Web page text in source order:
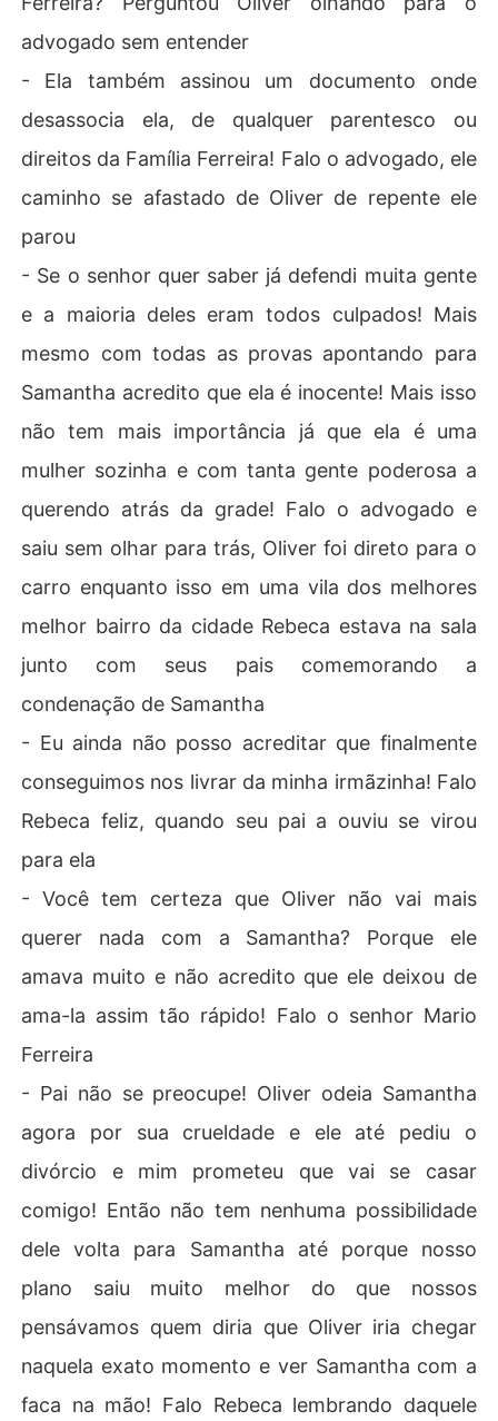
advogado sem entender
- Ela também assinou um documento onde
desassocia ela, de qualquer parentesco ou
direitos da Família Ferreira! Falo o advogado, ele
caminho se afastado de Oliver de repente ele
parou
- Se o senhor quer saber já defendi muita gente
e a maioria deles eram todos culpados! Mais
mesmo com todas as provas apontando para
Samantha acredito que ela é inocente! Mais isso
não tem mais importância já que ela é uma
mulher sozinha e com tanta gente poderosa a
querendo atrás da grade! Falo o advogado e
saiu sem olhar para trás, Oliver foi direto para o
carro enquanto isso em uma vila dos melhores
melhor bairro da cidade Rebeca estava na sala
junto com seus pais comemorando a
condenação de Samantha
- Eu ainda não posso acreditar que finalmente
conseguimos nos livrar da minha irmãzinha! Falo
Rebeca feliz, quando seu pai a ouviu se virou
para ela
- Você tem certeza que Oliver não vai mais
querer nada com a Samantha? Porque ele
amava muito e não acredito que ele deixou de
ama-la assim tão rápido! Falo o senhor Mario
Ferreira
- Pai não se preocupe! Oliver odeia Samantha
agora por sua crueldade e ele até pediu o
divórcio e mim prometeu que vai se casar
comigo! Então não tem nenhuma possibilidade
dele volta para Samantha até porque nosso
plano saiu muito melhor do que nossos
pensávamos quem diria que Oliver iria chegar
naquela exato momento e ver Samantha com a
faca na mão! Falo Rebeca lembrando daquele